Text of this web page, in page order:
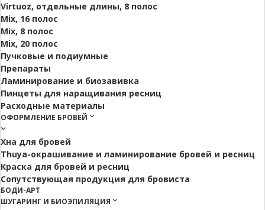
Virtuoz, отдельные длины, 8 полос
Mix, 16 полос
Mix, 8 полос
Mix, 20 полос
Пучковые и подиумные
Препараты
Ламинирование и биозавивка
Пинцеты для наращивания ресниц
Расходные материалы
ОФОРМЛЕНИЕ БРОВЕЙ
Хна для бровей
Thuya-окрашивание и ламинирование бровей и ресниц
Краска для бровей и ресниц
Сопутствующая продукция для бровиста
БОДИ-АРТ
ШУГАРИНГ И БИОЭПИЛЯЦИЯ